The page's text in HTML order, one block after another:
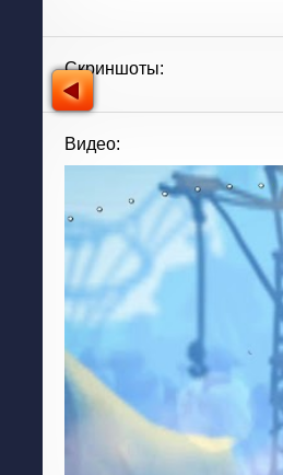
Скриншоты:
Видео: